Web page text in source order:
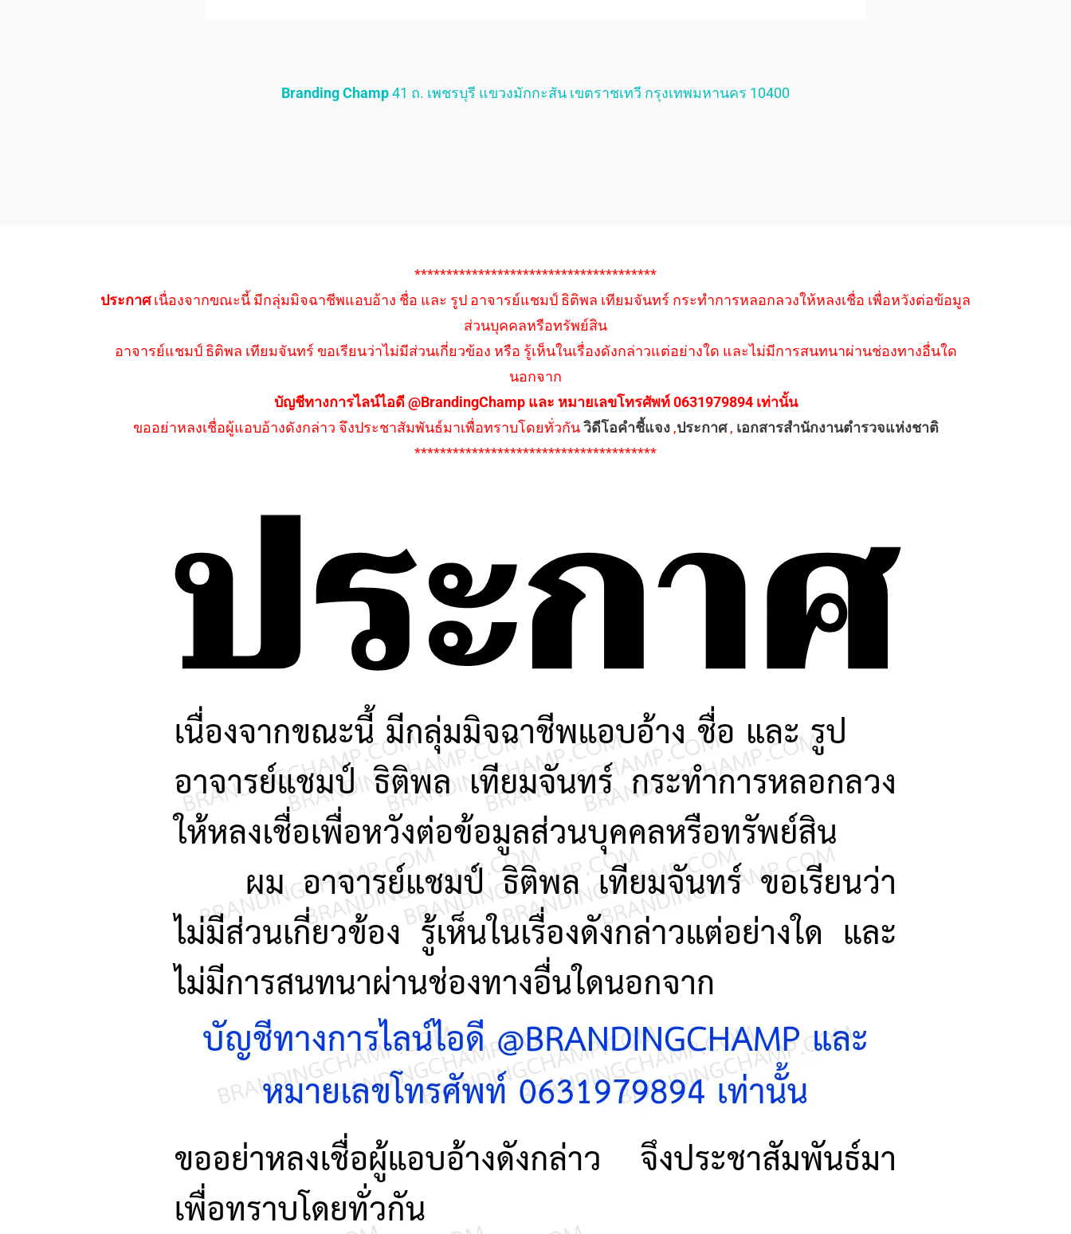
Branding Champ41 ถ. เพชรบุรี แขวงมักกะสัน เขตราชเทวี กรุงเทพมหานคร 10400
**************************************
ประกาศเนื่องจากขณะนี้ มีกลุ่มมิจฉาชีพแอบอ้าง ชื่อ และ รูป อาจารย์แชมป์ ธิติพล เทียมจันทร์ กระทำการหลอกลวงให้หลงเชื่อ เพื่อหวังต่อข้อมูล
ส่วนบุคคลหรือทรัพย์สิน
อาจารย์แชมป์ ธิติพล เทียมจันทร์ ขอเรียนว่าไม่มีส่วนเกี่ยวข้อง หรือ รู้เห็นในเรื่องดังกล่าวแต่อย่างใด และไม่มีการสนทนาผ่านช่องทางอื่นใด
นอกจาก
บัญชีทางการไลน์ไอดี @BrandingChamp และ หมายเลขโทรศัพท์ 0631979894 เท่านั้น
ขออย่าหลงเชื่อผู้แอบอ้างดังกล่าว จึงประชาสัมพันธ์มาเพื่อทราบโดยทั่วกันวิดีโอคำชี้แจง,ประกาศ, เอกสารสำนักงานตำรวจแห่งชาติ
**************************************